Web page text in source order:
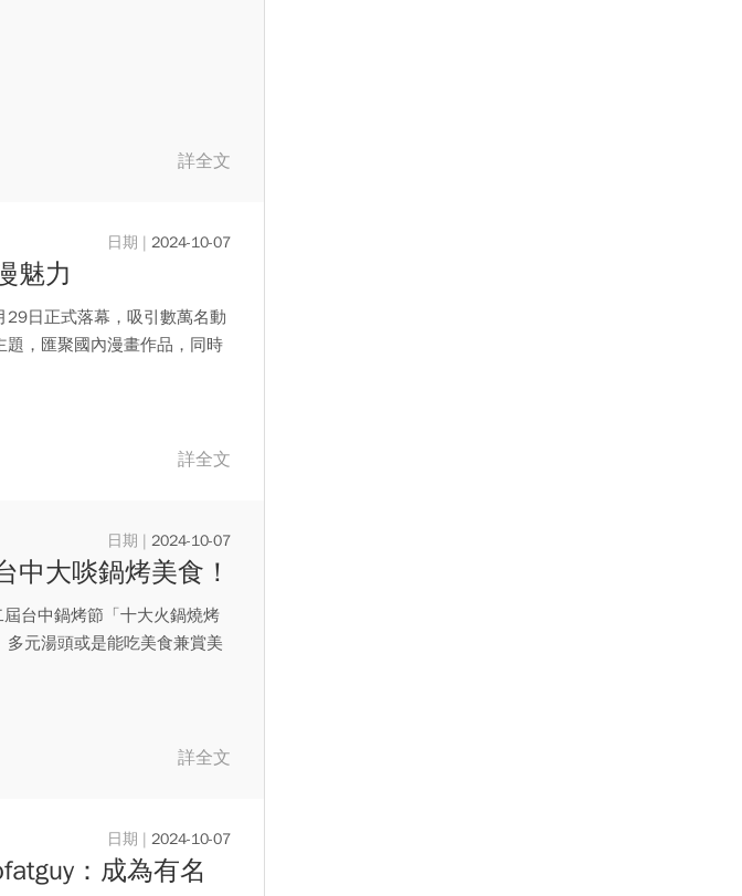
詳全文
2024-10-07
魅力
日正式落幕，吸引數萬名動
，匯聚國內漫畫作品，同時
詳全文
2024-10-07
中大啖鍋烤美食！
台中鍋烤節「十大火鍋燒烤
元湯頭或是能吃美食兼賞美
詳全文
2024-10-07
：成為有名